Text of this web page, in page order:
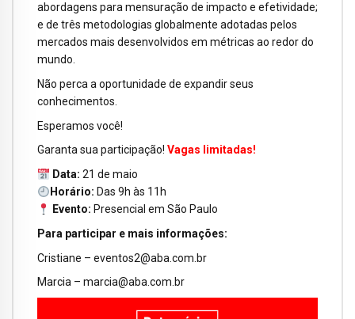
abordagens para mensuração de impacto e efetividade;
e de três metodologias globalmente adotadas pelos
mercados mais desenvolvidos em métricas ao redor do
mundo.
Não perca a oportunidade de expandir seus
conhecimentos.
Esperamos você!
Garanta sua participação! Vagas limitadas!
Data: 21 de maio
Horário: Das 9h às 11h
Evento: Presencial em São Paulo
Para participar e mais informações:
Cristiane – eventos2@aba.com.br
Marcia – marcia@aba.com.br